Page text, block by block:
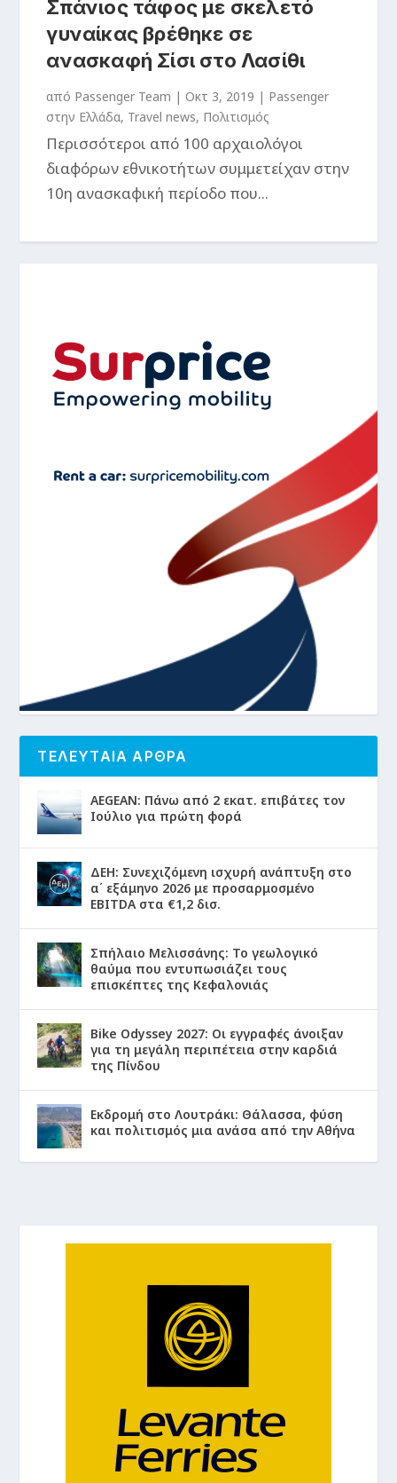
Σπάνιος τάφος με σκελετό
γυναίκας βρέθηκε σε
ανασκαφή Σίσι στο Λασίθι
από Passenger Team |Οκτ 3, 2019 | Passenger
στην Ελλάδα, Travel news, Πολιτισμός
Περισσότεροι από 100 αρχαιολόγοι
διαφόρων εθνικοτήτων συμμετείχαν στην
10η ανασκαφική περίοδο που...
ΤΕΛΕΥΤΑΙΑ ΑΡΘΡΑ
AEGEAN: Πάνω από 2 εκατ. επιβάτες τον
Ιούλιο για πρώτη φορά
ΔΕΗ: Συνεχιζόμενη ισχυρή ανάπτυξη στο
α΄ εξάμηνο 2026 με προσαρμοσμένο
EBITDA στα €1,2 δισ.
Σπήλαιο Μελισσάνης: Το γεωλογικό
θαύμα που εντυπωσιάζει τους
επισκέπτες της Κεφαλονιάς
Bike Odyssey 2027: Οι εγγραφές άνοιξαν
για τη μεγάλη περιπέτεια στην καρδιά
της Πίνδου
Εκδρομή στο Λουτράκι: Θάλασσα, φύση
και πολιτισμός μια ανάσα από την Αθήνα